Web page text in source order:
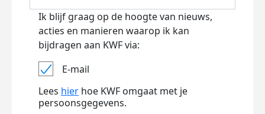
Ik blijf graag op de hoogte van nieuws,
acties en manieren waarop ik kan
bijdragen aan KWF via:
E-mail
Lees hier hoe KWF omgaat met je
persoonsgegevens.